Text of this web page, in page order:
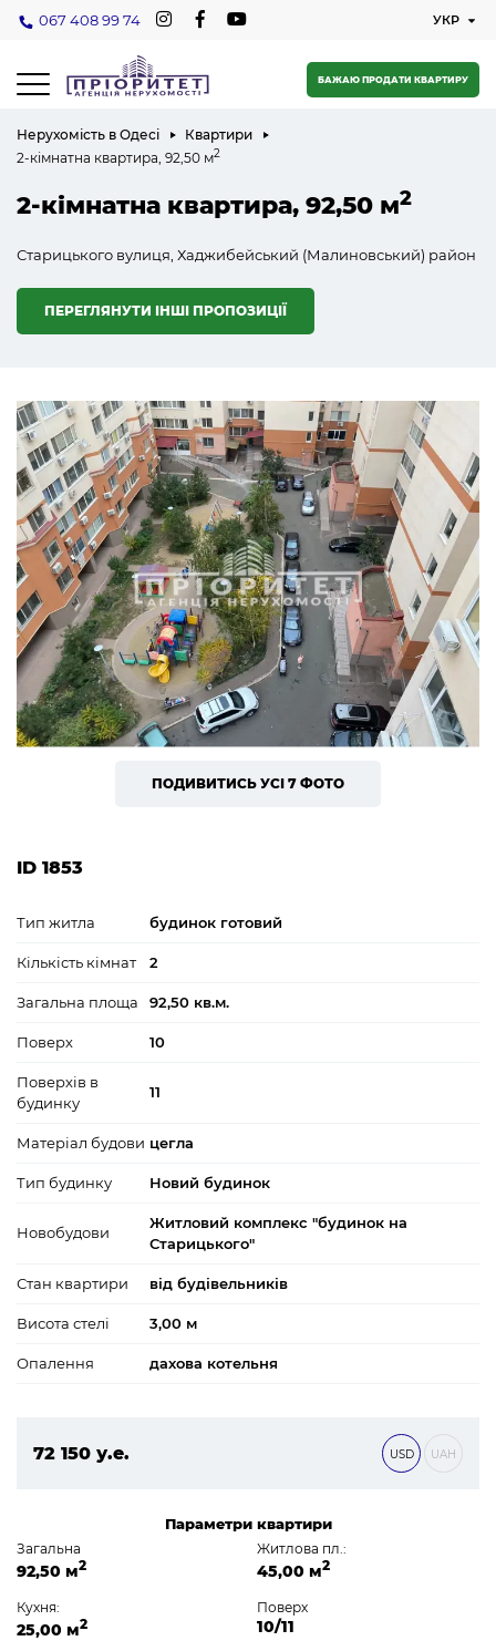
067 408 99 74
БАЖАЮ ПРОДАТИ КВАРТИРУ
Нерухомість в Одесі
Квартири
2-кімнатна квартира, 92,50 м2
2-кімнатна квартира, 92,50 м2
Старицького вулиця, Хаджибейський (Малиновський) район
ПЕРЕГЛЯНУТИ ІНШІ ПРОПОЗИЦІЇ
ПОДИВИТИСЬ УСІ 7 ФОТО
ID 1853
Тип житла будинок готовий
Кількість кімнат 2
Загальна площа 92,50 кв.м.
Поверх 10
Поверхів в
будинку
11
Матеріал будови цегла
Тип будинку Новий будинок
Новобудови
Житловий комплекс "будинок на
Старицького"
Стан квартири від будівельників
Висота стелі 3,00 м
Опалення дахова котельня
72 150 у.е.
USD UAH
Параметри квартири
Загальна
92,50 м2
Житлова пл.:
45,00 м2
Кухня:
25,00 м2
Поверх
10/11